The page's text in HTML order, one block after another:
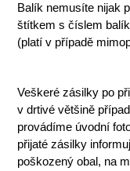
Balík nemusíte nijak
štítkem s číslem
(platí v případě
Veškeré zásilky po
v drtivé většině
provádíme úvodní
přijaté zásilky
poškozený obal, na